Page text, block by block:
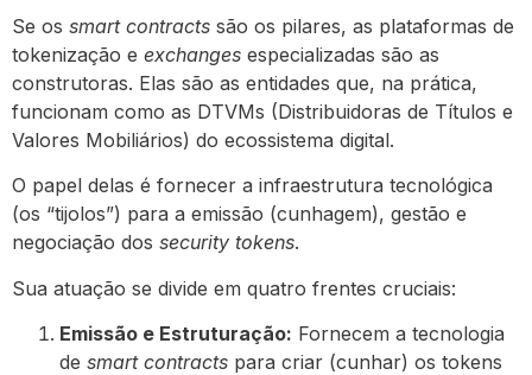
Se os smart contracts são os pilares, as plataformas de
tokenização e exchanges especializadas são as
construtoras. Elas são as entidades que, na prática,
funcionam como as DTVMs (Distribuidoras de Títulos e
Valores Mobiliários) do ecossistema digital.
O papel delas é fornecer a infraestrutura tecnológica
(os “tijolos”) para a emissão (cunhagem), gestão e
negociação dos security tokens.
Sua atuação se divide em quatro frentes cruciais:
Emissão e Estruturação: Fornecem a tecnologia
de smart contracts para criar (cunhar) os tokens